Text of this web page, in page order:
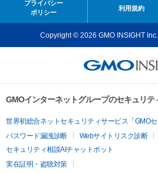
プライバシー
ポリシー
利用規約
Copyright © 2026 GMO INSIGHT
GMOインターネットグループのセキュリテ
世界初総合ネットセキュリティサービス「GMOセ
パスワード漏洩診断
Webサイトリスク診断
セキュリティ相談AIチャットボット
実在証明・盗聴対策